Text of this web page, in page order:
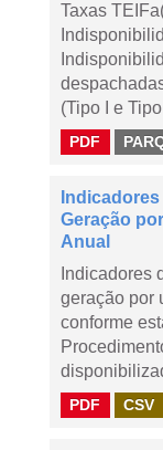
Taxas
(Tipo I e
PDF
Geração
Anual
Indicadores
geração por
conforme
PDF CSV